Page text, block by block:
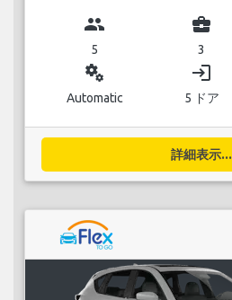
group
5
business_center
3
miscellaneous_services
Automatic
login
5 ドア
詳細表示...